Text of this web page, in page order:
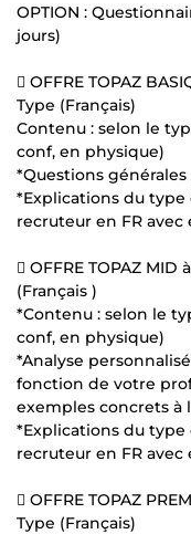
OPTION :
jours)
 OFFRE TOPAZ
Type (Français)
Contenu : selon le
conf, en physique)
*Questions
*Explications du
recruteur en FR
 OFFRE TOPAZ MID à
(Français )
*Contenu : selon le
conf, en physique)
*Analyse
fonction de votre
exemples concrets à
*Explications du
recruteur en FR
 OFFRE TOPAZ
Type (Français)